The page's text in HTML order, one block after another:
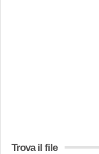
Trova il file